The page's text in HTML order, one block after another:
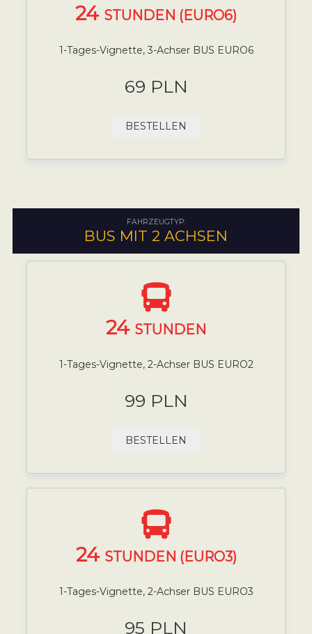
24 STUNDEN (EURO6)
1-Tages-Vignette, 3-Achser BUS EURO6
69 PLN
BESTELLEN
FAHRZEUGTYP:
BUS MIT 2 ACHSEN
24 STUNDEN
1-Tages-Vignette, 2-Achser BUS EURO2
99 PLN
BESTELLEN
24 STUNDEN (EURO3)
1-Tages-Vignette, 2-Achser BUS EURO3
95 PLN